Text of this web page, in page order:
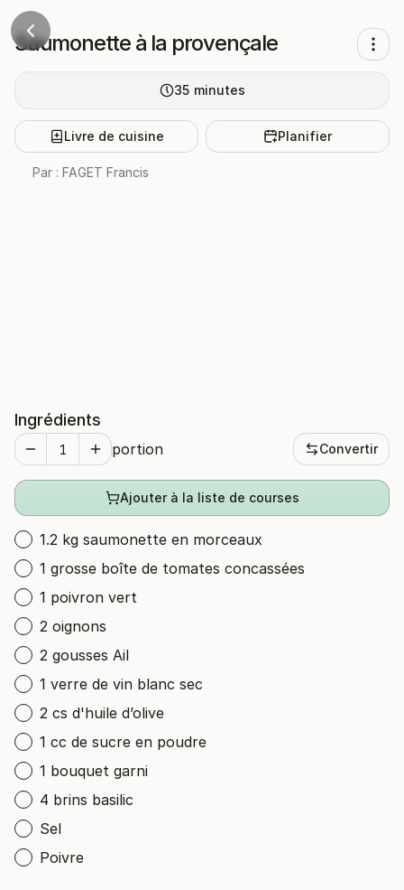
Saumonette à la provençale
35 minutes
Livre de cuisine Planifier
Par : FAGET Francis
Ingrédients
portion Convertir
Ajouter à la liste de courses
1.2 kg saumonette en morceaux
1 grosse boîte de tomates concassées
1 poivron vert
2 oignons
2 gousses Ail
1 verre de vin blanc sec
2 cs d'huile d’olive
1 cc de sucre en poudre
1 bouquet garni
4 brins basilic
Sel
Poivre